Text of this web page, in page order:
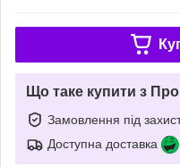
Що таке купити з
Замовлення під
Доступна доставка